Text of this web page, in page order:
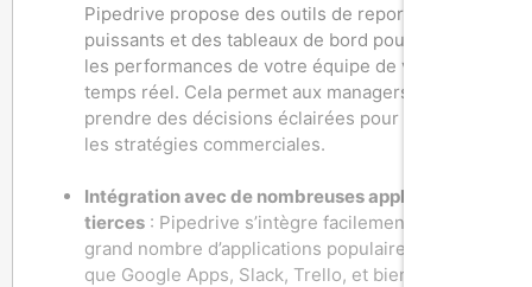
Pipedrive propose des outils de reporting
puissants et des tableaux de bord pour suivre
les performances de votre équipe de vente en
temps réel. Cela permet aux managers de
prendre des décisions éclairées pour optimiser
les stratégies commerciales.
Intégration avec de nombreuses applications
tierces : Pipedrive s’intègre facilement à un
grand nombre d’applications populaires, telles
que Google Apps, Slack, Trello, et bien d’autres,